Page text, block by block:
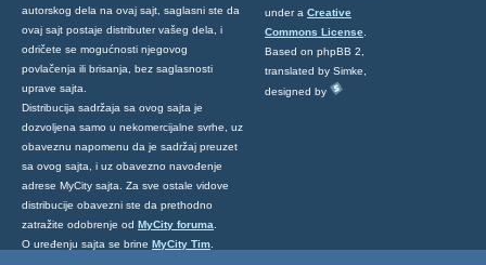
autorskog dela na ovaj sajt, saglasni ste da
ovaj sajt postaje distributer vašeg dela, i
odričete se mogućnosti njegovog
povlačenja ili brisanja, bez saglasnosti
uprave sajta.
Distribucija sadržaja sa ovog sajta je
dozvoljena samo u nekomercijalne svrhe, uz
obaveznu napomenu da je sadržaj preuzet
sa ovog sajta, i uz obavezno navođenje
adrese MyCity sajta. Za sve ostale vidove
distribucije obavezni ste da prethodno
zatražite odobrenje od MyCity foruma
O uređenju sajta se brine MyCity Tim
under a Creative
Commons License
Based on phpBB 2,
translated by Simke,
designed by